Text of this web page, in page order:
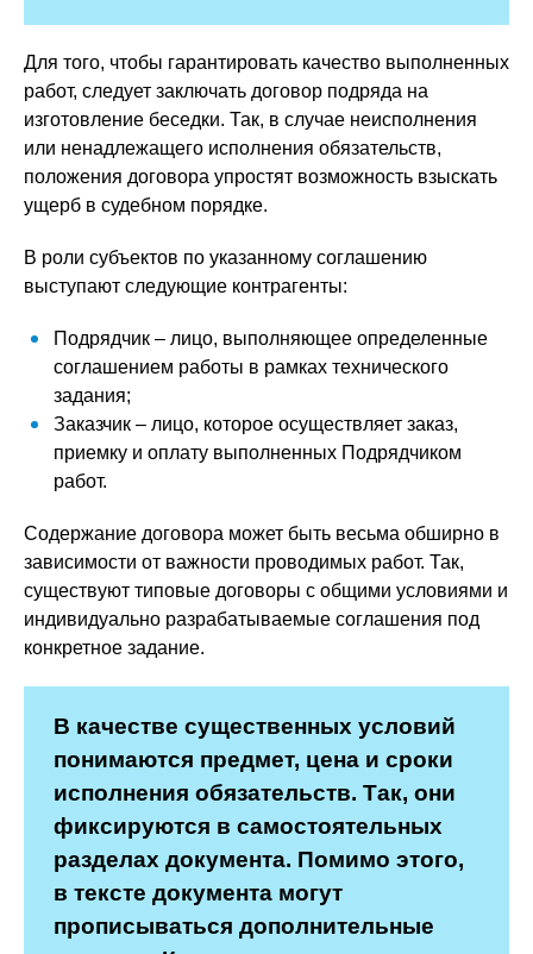
Для того, чтобы гарантировать качество выполненных
работ, следует заключать договор подряда на
изготовление беседки. Так, в случае неисполнения
или ненадлежащего исполнения обязательств,
положения договора упростят возможность взыскать
ущерб в судебном порядке.
В роли субъектов по указанному соглашению
выступают следующие контрагенты:
Подрядчик – лицо, выполняющее определенные
соглашением работы в рамках технического
задания;
Заказчик – лицо, которое осуществляет заказ,
приемку и оплату выполненных Подрядчиком
работ.
Содержание договора может быть весьма обширно в
зависимости от важности проводимых работ. Так,
существуют типовые договоры с общими условиями и
индивидуально разрабатываемые соглашения под
конкретное задание.
В качестве существенных условий
понимаются предмет, цена и сроки
исполнения обязательств. Так, они
фиксируются в самостоятельных
разделах документа. Помимо этого,
в тексте документа могут
прописываться дополнительные